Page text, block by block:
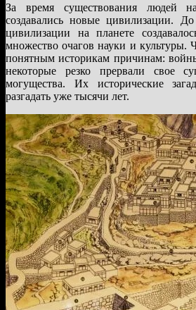
За время существования людей
создавались новые цивилизации.
цивилизации на планете
множество очагов науки и культуры.
понятным историкам причинам:
некоторые резко прервали свое
могущества. Их исторические
разгадать уже тысячи лет.